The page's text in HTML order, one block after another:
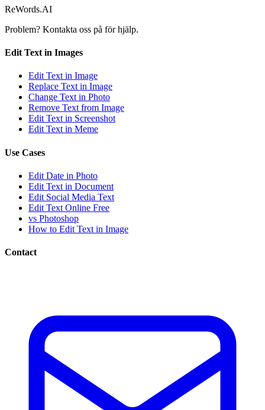
ReWords.AI
Problem? Kontakta oss på för hjälp.
Edit Text in Images
Edit Text in Image
Replace Text in Image
Change Text in Photo
Remove Text from Image
Edit Text in Screenshot
Edit Text in Meme
Use Cases
Edit Date in Photo
Edit Text in Document
Edit Social Media Text
Edit Text Online Free
vs Photoshop
How to Edit Text in Image
Contact